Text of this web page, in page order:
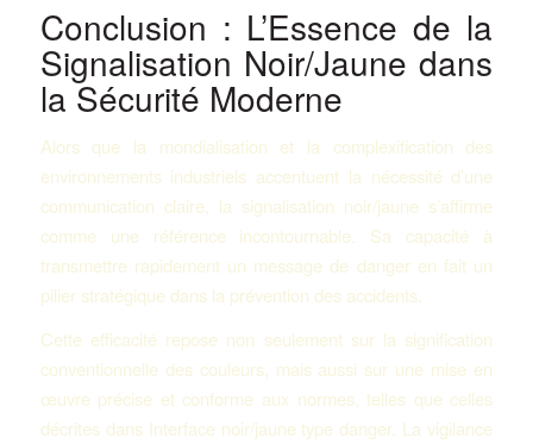
Conclusion : L’Essence de la
Signalisation Noir/Jaune dans
la Sécurité Moderne
Alors que la mondialisation et la complexification des
environnements industriels accentuent la nécessité d’une
communication claire, la signalisation noir/jaune s’affirme
comme une référence incontournable. Sa capacité à
transmettre rapidement un message de danger en fait un
pilier stratégique dans la prévention des accidents.
Cette efficacité repose non seulement sur la signification
conventionnelle des couleurs, mais aussi sur une mise en
œuvre précise et conforme aux normes, telles que celles
décrites dans Interface noir/jaune type danger. La vigilance